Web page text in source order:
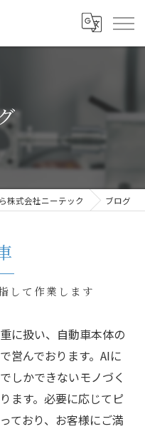
株式会社ニーテック ブログ
して作業します
に扱い、自動車本体の
営んでおります。AIに
しかできないモノづく
ます。必要に応じてピ
ており、お客様にご満